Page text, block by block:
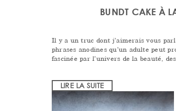
BUNDT CAKE À
Il y a un truc dont j’aimerais vous
phrases anodines qu’un adulte peut
fascinée par l’univers de la beauté,
LIRE LA SUITE